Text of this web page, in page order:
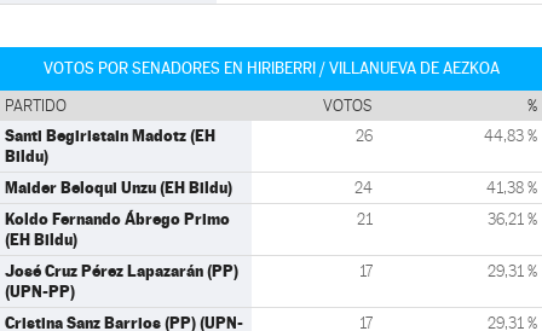
VOTOS POR SENADORES EN HIRIBERRI / VILLANUEVA DE AEZKOA
PARTIDO VOTOS %
Santi Begiristain Madotz (EH
Bildu)
26 44,83 %
Maider Beloqui Unzu (EH Bildu) 24 41,38 %
Koldo Fernando Ábrego Primo
(EH Bildu)
21 36,21 %
José Cruz Pérez Lapazarán (PP)
(UPN-PP)
17 29,31 %
Cristina Sanz Barrios (PP) (UPN-
17 29,31 %